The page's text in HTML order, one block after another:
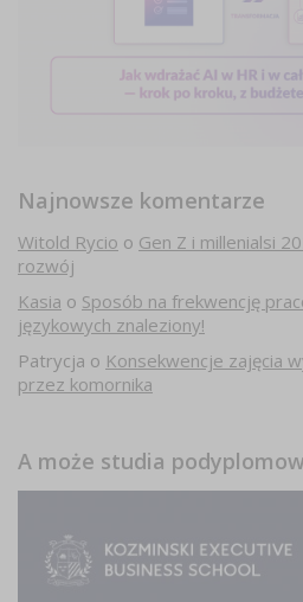
Najnowsze komentarze
Witold Rycio o Gen Z i millenialsi
rozwój
Kasia o Sposób na frekwencję
językowych znaleziony!
Patrycja o Konsekwencje zajęcia
przez komornika
A może studia